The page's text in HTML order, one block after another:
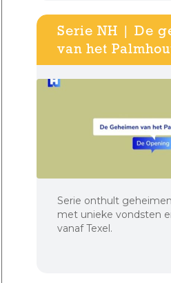
Serie NH | De
van het
Serie onthult
met unieke vondsten
vanaf Texel.